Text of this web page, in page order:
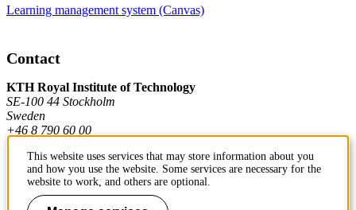
Learning management system (Canvas)
Contact
KTH Royal Institute of Technology
SE-100 44 Stockholm
Sweden
+46 8 790 60 00
Contact KTH
This website uses services that may store information about you
and how you use the website. Some services are necessary for the
website to work, and others are optional.